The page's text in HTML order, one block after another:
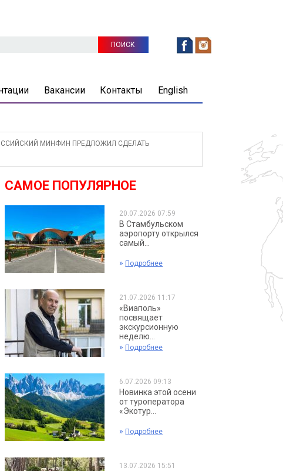
Вакансии Контакты English
МИНФИН ПРЕДЛОЖИЛ СДЕЛАТЬ
САМОЕ ПОПУЛЯРНОЕ
20.07.2026 07:59
В Стамбульском
аэропорту открылся
самый...
» Подробнее
21.07.2026 11:17
«Виаполь»
посвящает
экскурсионную
неделю...
» Подробнее
6.07.2026 09:13
Новинка этой осени
от туроператора
«Экотур...
» Подробнее
13.07.2026 15:51